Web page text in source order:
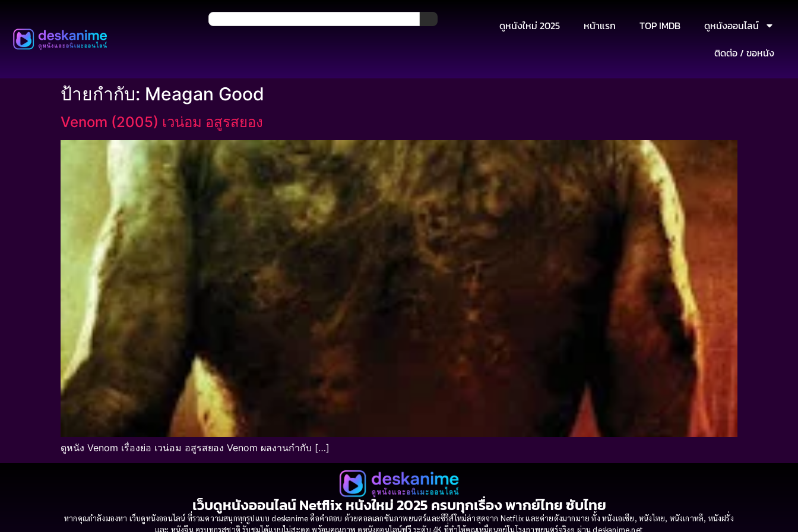
ดูหนังใหม่ 2025 หน้าแรก TOP IMDB
ดูหนังออนไลน์
ติดต่อ / ขอหนัง
ป้ายกำกับ: Meagan Good
Venom (2005) เวน่อม อสูรสยอง
ดูหนัง Venom เรื่องย่อ เวน่อม อสูรสยอง Venom ผลงานกำกับ […]
เว็บดูหนังออนไลน์ Netflix หนังใหม่ 2025 ครบทุกเรื่อง พากย์ไทย ซับไทย
หากคุณกำลังมองหา เว็บดูหนังออนไลน์ ที่รวมความสนุกทุกรูปแบบ deskanime คือคำตอบ ด้วยคอลเลกชันภาพยนตร์และซีรีส์ใหม่ล่าสุดจาก Netflix และค่ายดังมากมาย ทั้ง หนังเอเชีย, หนังไทย, หนังเกาหลี, หนังฝรั่ง
และ หนังจีน ครบทุกรสชาติ รับชมได้แบบไม่สะดุด พร้อมคุณภาพ ดูหนังออนไลน์ฟรี ระดับ 4K ที่ทำให้คุณเหมือนอยู่ในโรงภาพยนตร์จริงๆ ผ่าน deskanime.net